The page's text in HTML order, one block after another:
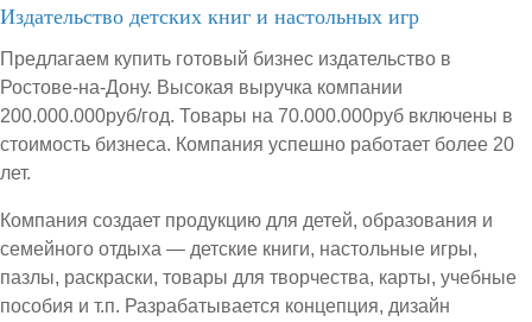
Издательство детских книг и настольных игр
Предлагаем купить готовый бизнес издательство в
Ростове-на-Дону. Высокая выручка компании
200.000.000руб/год. Товары на 70.000.000руб включены в
стоимость бизнеса. Компания успешно работает более 20
лет.
Компания создает продукцию для детей, образования и
семейного отдыха — детские книги, настольные игры,
пазлы, раскраски, товары для творчества, карты, учебные
пособия и т.п. Разрабатывается концепция, дизайн